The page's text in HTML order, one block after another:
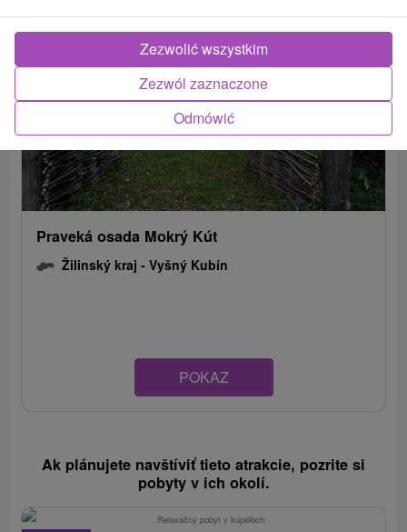
Praveká osada Mokrý Kút
Žilinský kraj -Vyšný Kubín
POKAZ
Ak plánujete navštíviť tieto atrakcie, pozrite si
pobyty v ich okolí.
Odmówić
Zezwól zaznaczone
Zezwolić wszystkim